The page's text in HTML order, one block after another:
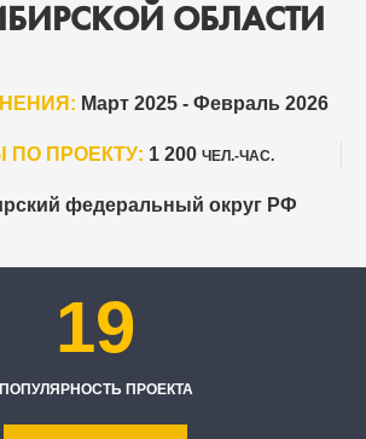
ОБЛАСТИ
Март 2025 - Февраль 2026
ПО ПРОЕКТУ: 1 200 ЧЕЛ.-ЧАС.
федеральный округ РФ
19
ПОПУЛЯРНОСТЬ ПРОЕКТА